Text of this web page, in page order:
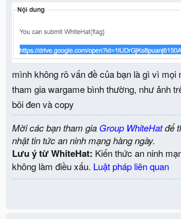
mình không rõ vấn đề của bạn là gì vì mọi
tham gia wargame bình thường, như ảnh
bôi đen và copy
Mời các bạn tham gia Group WhiteHatđể
nhật tin tức an ninh mạng hàng ngày.
Lưu ý từ WhiteHat: Kiến thức an ninh
không làm điều xấu. Luật pháp liên quan